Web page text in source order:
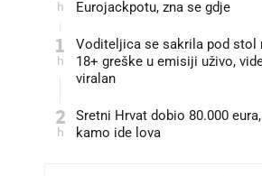
h
Eurojackpotu, zna se gdje
1
h
Voditeljica se sakrila pod stol
18+ greške u emisiji uživo,
viralan
2
h
Sretni Hrvat dobio 80.000
kamo ide lova